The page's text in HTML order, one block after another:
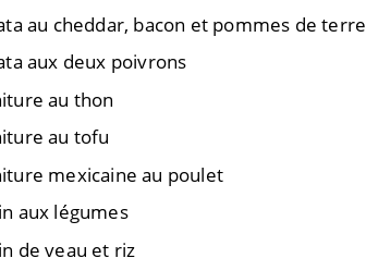
au cheddar, bacon et pommes de terre
aux deux poivrons
au thon
au tofu
mexicaine au poulet
aux légumes
de veau et riz